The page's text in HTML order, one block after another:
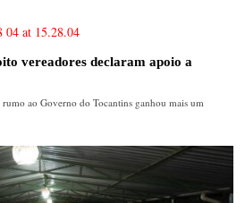
vereadores declaram apoio a
ao Governo do Tocantins ganhou mais um